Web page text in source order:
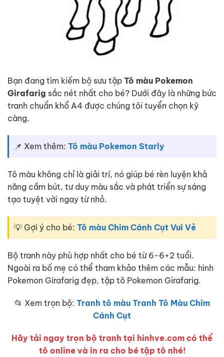
Bạn đang tìm kiếm bộ sưu tập Tô màu Pokemon
Girafarig sắc nét nhất cho bé? Dưới đây là những bức
tranh chuẩn khổ A4 được chúng tôi tuyển chọn kỹ
càng.
📌 Xem thêm: Tô màu Pokemon Starly
Tô màu không chỉ là giải trí, nó giúp bé rèn luyện khả
năng cầm bút, tư duy màu sắc và phát triển sự sáng
tạo tuyệt vời ngay từ nhỏ.
💡 Gợi ý cho bé: Tô màu Chim Cánh Cụt Vui Vẻ
Bộ tranh này phù hợp nhất cho bé từ 6-6+2 tuổi.
Ngoài ra bố mẹ có thể tham khảo thêm các mẫu: hình
Pokemon Girafarig đẹp, tập tô Pokemon Girafarig.
📂 Xem trọn bộ: Tranh tô màu Tranh Tô Màu Chim
Cánh Cụt
Hãy tải ngay trọn bộ tranh tại hinhve.com có thể
tô online và in ra cho bé tập tô nhé!